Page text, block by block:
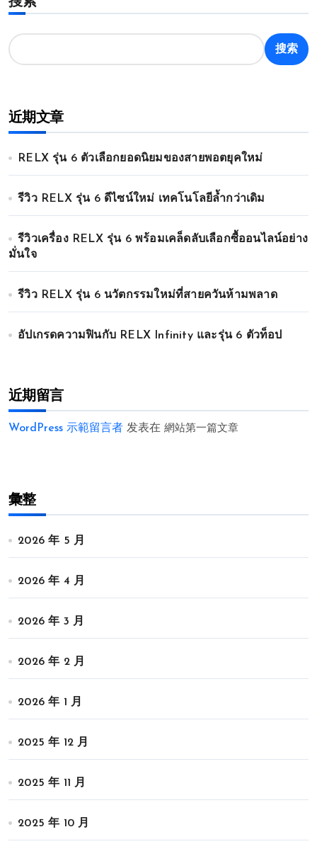
搜索
近期文章
RELX รุ่น 6 ตัวเลือกยอดนิยมของสายพอตยุคใหม่
รีวิว RELX รุ่น 6 ดีไซน์ใหม่ เทคโนโลยีล้ำกว่าเดิม
รีวิวเครื่อง RELX รุ่น 6 พร้อมเคล็ดลับเลือกซื้ออนไลน์อย่าง
มั่นใจ
รีวิว RELX รุ่น 6 นวัตกรรมใหม่ที่สายควันห้ามพลาด
อัปเกรดความฟินกับ RELX Infinity และรุ่น 6 ตัวท็อป
近期留言
WordPress 示範留言者 发表在 網站第一篇文章
彙整
2026 年 5 月
2026 年 4 月
2026 年 3 月
2026 年 2 月
2026 年 1 月
2025 年 12 月
2025 年 11 月
2025 年 10 月